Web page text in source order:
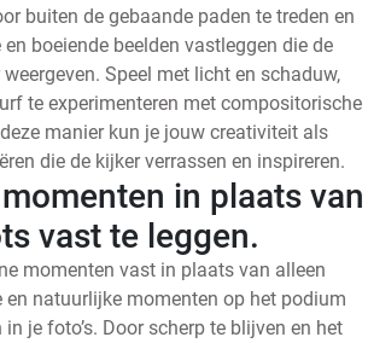
buiten de gebaande paden te treden en
boeiende beelden vastleggen die de
Speel met licht en schaduw,
te experimenteren met compositorische
manier kun je jouw creativiteit als
die de kijker verrassen en inspireren.
in plaats van
vast te leggen.
momenten vast in plaats van alleen
natuurlijke momenten op het podium
je foto’s. Door scherp te blijven en het